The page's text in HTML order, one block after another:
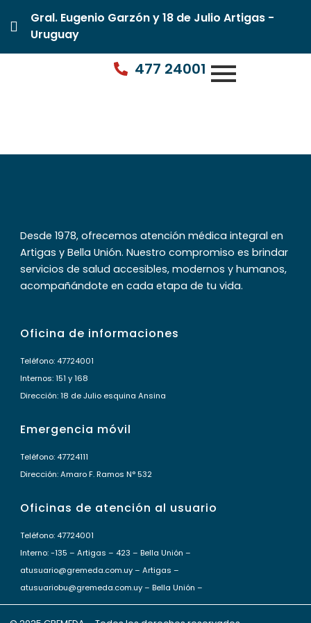
Gral. Eugenio Garzón y 18 de Julio Artigas -
Uruguay
477 24001
Desde 1978, ofrecemos atención médica integral en
Artigas y Bella Unión. Nuestro compromiso es brindar
servicios de salud accesibles, modernos y humanos,
acompañándote en cada etapa de tu vida.
Oficina de informaciones
Teléfono: 47724001
Internos: 151 y 168
Dirección: 18 de Julio esquina Ansina
Emergencia móvil
Teléfono: 47724111
Dirección: Amaro F. Ramos N° 532
Oficinas de atención al usuario
Teléfono: 47724001
Interno: -135 – Artigas – 423 – Bella Unión –
atusuario@gremeda.com.uy – Artigas –
atusuariobu@gremeda.com.uy – Bella Unión –